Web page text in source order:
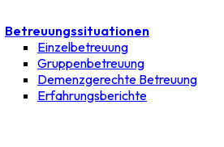
Betreuungssituationen
Einzelbetreuung
Gruppenbetreuung
Demenzgerechte Betreuung
Erfahrungsberichte